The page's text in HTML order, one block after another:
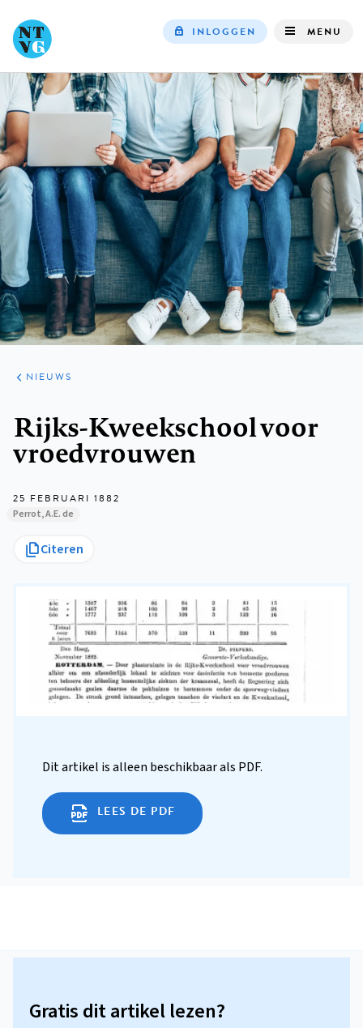
navigation
INLOGGEN MENU
ARTIKELEN
HET
KORT
NIEUWS
Rijks-Kweekschool voor
vroedvrouwen
25 FEBRUARI 1882
Perrot, A.E. de
Citeren
Dit artikel is alleen beschikbaar als PDF.
LEES DE PDF
Gratis dit artikel lezen?